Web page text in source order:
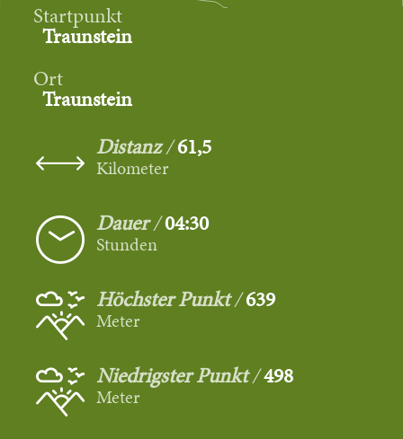
Startpunkt
Traunstein
Ort
Traunstein
Distanz 61,5
Kilometer
Dauer 04:30
Stunden
Höchster Punkt 639
Meter
Niedrigster Punkt 498
Meter